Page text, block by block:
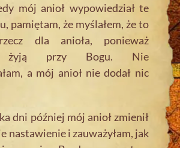
mój anioł wypowiedział te
pamiętam, że myślałem, że to
dla anioła, ponieważ
żyją przy Bogu. Nie
a mój anioł nie dodał nic
dni później mój anioł zmienił
nastawienie i zauważyłam, jak